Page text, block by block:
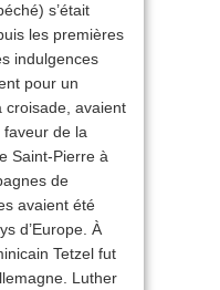
s’était
les premières
indulgences
pour un
croisade, avaient
de la
Saint-Pierre à
de
avaient été
d’Europe. À
Tetzel fut
Luther